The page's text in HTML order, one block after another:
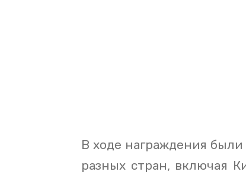
В ходе награждения
разных стран, включая